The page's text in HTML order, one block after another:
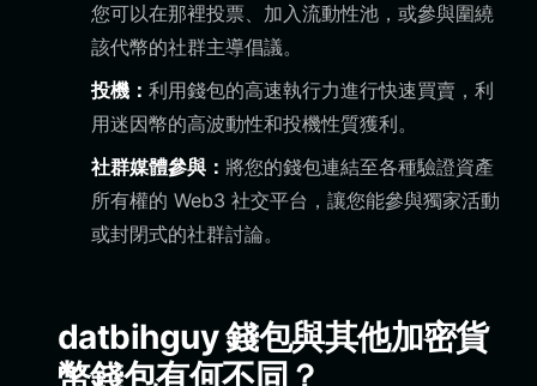
您可以在那裡投票、加入流動性池，或參與圍繞
該代幣的社群主導倡議。
投機： 利用錢包的高速執行力進行快速買賣，利
用迷因幣的高波動性和投機性質獲利。
社群媒體參與： 將您的錢包連結至各種驗證資產
所有權的 Web3 社交平台，讓您能參與獨家活動
或封閉式的社群討論。
datbihguy 錢包與其他加密貨
幣錢包有何不同？